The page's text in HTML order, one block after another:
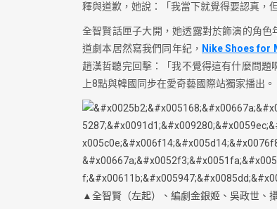
釋與道歉，她說：「我當下就覺得要認真，
全智賢話匣子大開，她透露對於飾演的角
道劇本居然寫我們同年紀， Nike Shoes for
趙漢哲聽完回擊：「我不覺得這有什麼問
上8點與韓國同步在愛奇藝國際站獨家播出。
▲全智賢（左起）、編劇金銀姬、吳政世、